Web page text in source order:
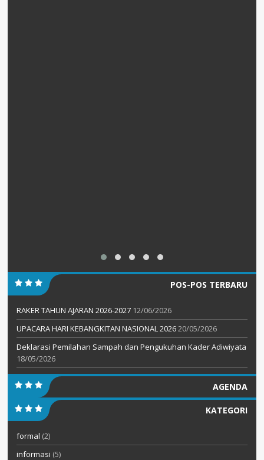
POS-POS TERBARU
RAKER TAHUN AJARAN 2026-2027 12/06/2026
UPACARA HARI KEBANGKITAN NASIONAL 202620/05/2026
Deklarasi Pemilahan Sampah dan Pengukuhan Kader Adiwiyata
18/05/2026
AGENDA
KATEGORI
formal (2)
informasi (5)